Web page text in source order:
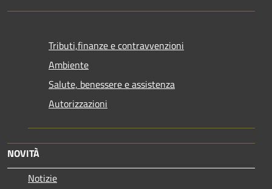
Tributi,finanze e contravvenzioni
Ambiente
Salute, benessere e assistenza
Autorizzazioni
NOVITÀ
Notizie